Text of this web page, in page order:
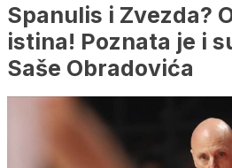
Spanulis i Zvezda?
istina! Poznata je i
Saše Obradovića